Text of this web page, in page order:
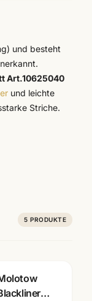
und besteht
Art.10625040
und leichte
Striche.
5 PRODUKTE